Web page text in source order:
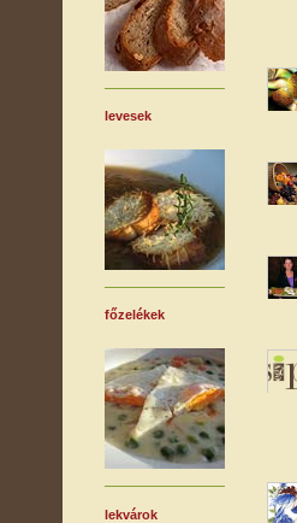
levesek
főzelékek
lekvárok